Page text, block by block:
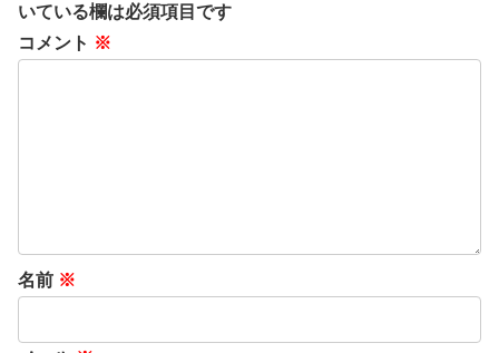
いている欄は必須項目です
コメント ※
名前 ※